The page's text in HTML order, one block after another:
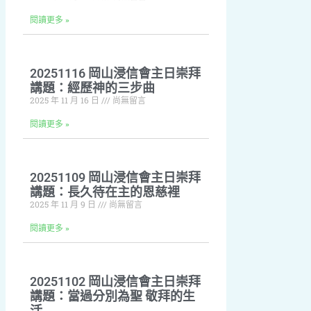
閱讀更多 »
20251116 岡山浸信會主日崇拜
講題：經歷神的三步曲
2025 年 11 月 16 日 尚無留言
閱讀更多 »
20251109 岡山浸信會主日崇拜
講題：長久待在主的恩慈裡
2025 年 11 月 9 日 尚無留言
閱讀更多 »
20251102 岡山浸信會主日崇拜
講題：當過分別為聖 敬拜的生